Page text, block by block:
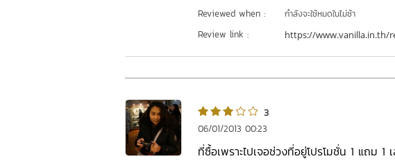
Reviewed when : กำลังจะใช้หมดในไม่ช้า
Review link : https://www.vanilla.in.th/
3
06/01/2013 00:23
ที่ซื้อเพราะไปเจอช่วงที่อยู่โปรโมชั่น 1 แถม